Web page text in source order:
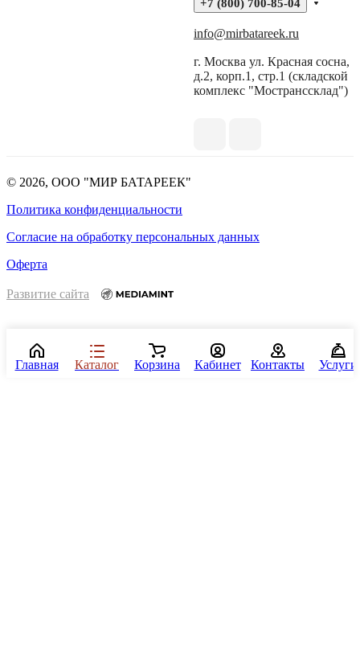
+7 (800) 700-85-04
info@mirbatareek.ru
г. Москва ул. Красная сосна,
д.2, корп.1, стр.1 (складской
комплекс "Мостранссклад")
© 2026, ООО "МИР БАТАРЕЕК"
Политика конфиденциальности
Согласие на обработку персональных данных
Оферта
Развитие сайта
Главная Каталог Корзина Кабинет Контакты Услуги